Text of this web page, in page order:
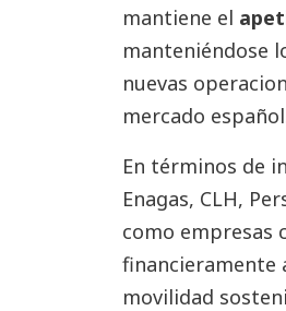
mantiene el
manteniéndose
nuevas
mercado
En términos de
Enagas, CLH,
como empresas
financieramente
movilidad